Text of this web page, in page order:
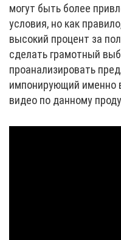
могут быть более
условия, но как
высокий процент за
сделать грамотный
проанализировать
импонирующий именно
видео по данному